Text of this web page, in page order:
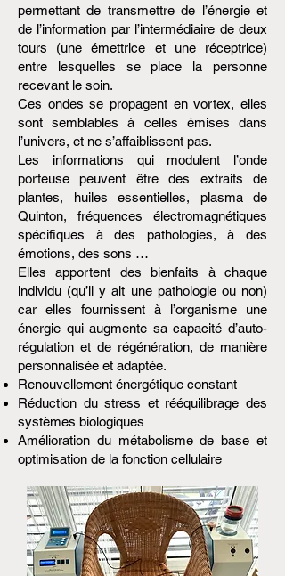
permettant de transmettre de l’énergie et
de l’information par l’intermédiaire de deux
tours (une émettrice et une réceptrice)
entre lesquelles se place la personne
recevant le soin.
Ces ondes se propagent en vortex, elles
sont semblables à celles émises dans
l’univers, et ne s’affaiblissent pas.
Les informations qui modulent l’onde
porteuse peuvent être des extraits de
plantes, huiles essentielles, plasma de
Quinton, fréquences électromagnétiques
spécifiques à des pathologies, à des
émotions, des sons …
Elles apportent des bienfaits à chaque
individu (qu’il y ait une pathologie ou non)
car elles fournissent à l’organisme une
énergie qui augmente sa capacité d’auto-
régulation et de régénération, de manière
personnalisée et adaptée.
Renouvellement énergétique constant
Réduction du stress et rééquilibrage des
systèmes biologiques
Amélioration du métabolisme de base et
optimisation de la fonction cellulaire